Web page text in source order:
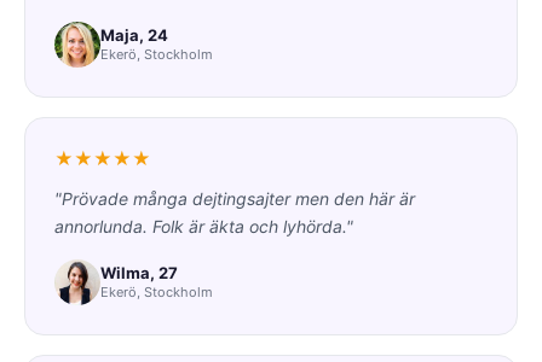
Maja, 24
Ekerö, Stockholm
★★★★★
"Prövade många dejtingsajter men den här är
annorlunda. Folk är äkta och lyhörda."
Wilma, 27
Ekerö, Stockholm